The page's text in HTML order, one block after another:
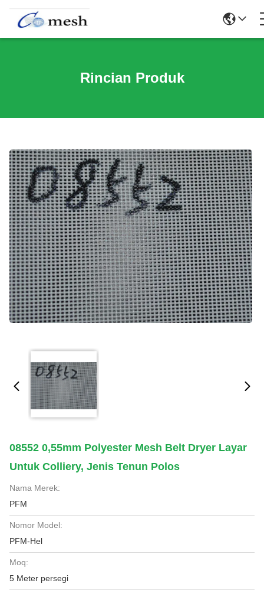
Rincian Produk
08552 0,55mm Polyester Mesh Belt Dryer Layar
Untuk Colliery, Jenis Tenun Polos
Nama Merek:
PFM
Nomor Model:
PFM-Hel
Moq:
5 Meter persegi